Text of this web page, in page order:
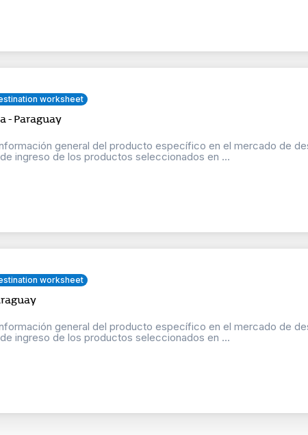
worksheet
- Paraguay
general del producto específico en el mercado de
ingreso de los productos seleccionados en ...
worksheet
general del producto específico en el mercado de
ingreso de los productos seleccionados en ...